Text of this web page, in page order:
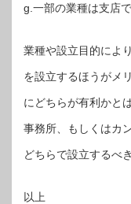
g.一部の業種は支店
業種や設立目的によ
を設立するほうがメ
にどちらが有利かと
事務所、もしくはカ
どちらで設立するべ
以上